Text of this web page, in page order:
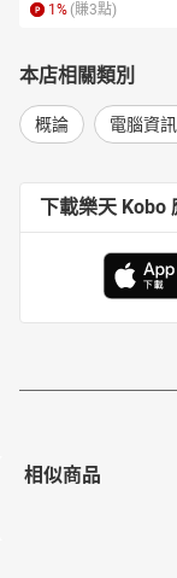
1 % (賺3點)
本店相關類別
概論 電腦資
下載樂天 Kobo
相似商品